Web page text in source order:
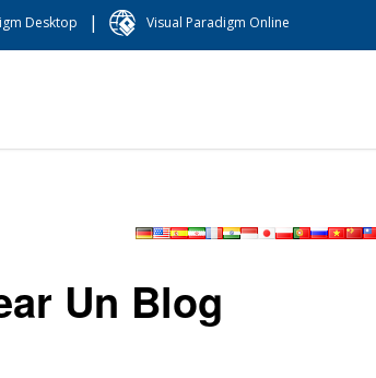
Desktop | Visual Paradigm Online
Un Blog